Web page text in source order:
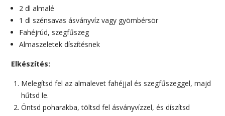
2 dl almalé
1 dl szénsavas ásványvíz vagy gyömbérsör
Fahéjrúd, szegfűszeg
Almaszeletek díszítésnek
Elkészítés:
Melegítsd fel az almalevet fahéjjal és szegfűszeggel, majd
hűtsd le.
Öntsd poharakba, töltsd fel ásványvízzel, és díszítsd